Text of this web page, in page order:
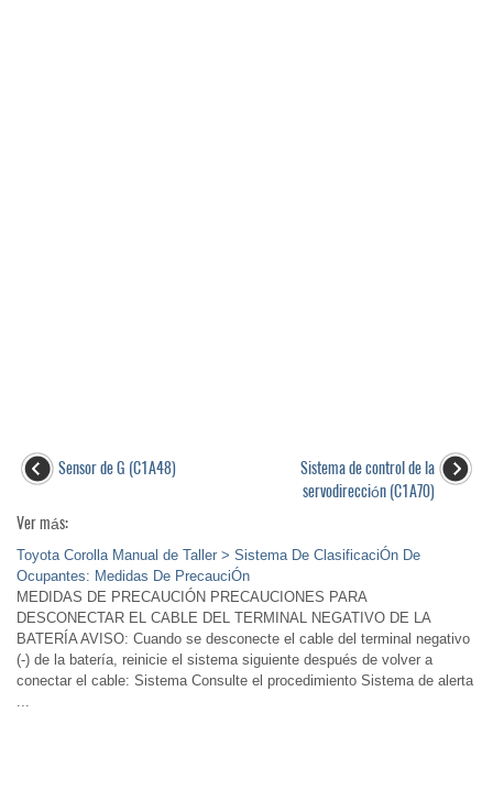
Sensor de G (C1A48)
Sistema de control de la
servodirección (C1A70)
Ver más:
Toyota Corolla Manual de Taller > Sistema De ClasificaciÓn De
Ocupantes: Medidas De PrecauciÓn
MEDIDAS DE PRECAUCIÓN PRECAUCIONES PARA
DESCONECTAR EL CABLE DEL TERMINAL NEGATIVO DE LA
BATERÍA AVISO: Cuando se desconecte el cable del terminal negativo
(-) de la batería, reinicie el sistema siguiente después de volver a
conectar el cable: Sistema Consulte el procedimiento Sistema de alerta
...